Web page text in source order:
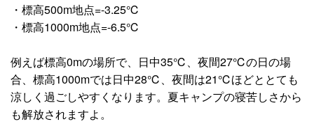
・標高500m地点=-3.25℃
・標高1000m地点=-6.5℃
例えば標高0mの場所で、日中35℃、夜間27℃の日の場
合、標高1000mでは日中28℃、夜間は21℃ほどととても
涼しく過ごしやすくなります。夏キャンプの寝苦しさから
も解放されますよ。